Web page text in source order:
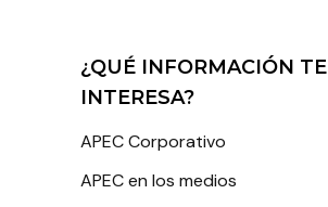
¿QUÉ INFORMACIÓN TE
INTERESA?
APEC Corporativo
APEC en los medios